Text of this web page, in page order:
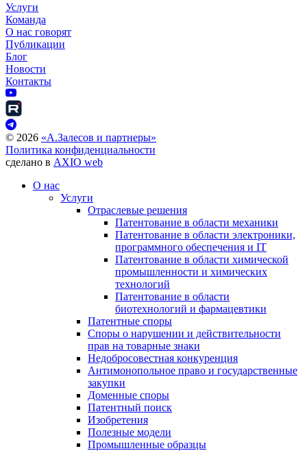
Услуги
Команда
О нас говорят
Публикации
Блог
Новости
Контакты
© 2026 «А.Залесов и партнеры»
Политика конфиденциальности
сделано в AXIO web
О нас
Услуги
Отраслевые решения
Патентование в области механики
Патентование в области электроники,
программного обеспечения и IT
Патентование в области химической
промышленности и химических
технологий
Патентование в области
биотехнологий и фармацевтики
Патентные споры
Споры о нарушении и действительности
прав на товарные знаки
Недобросовестная конкуренция
Антимонопольное право и государственные
закупки
Доменные споры
Патентный поиск
Изобретения
Полезные модели
Промышленные образцы